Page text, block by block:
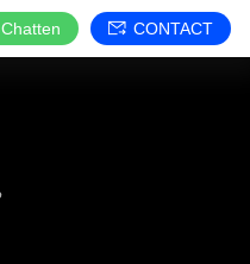
Chatten CONTACT